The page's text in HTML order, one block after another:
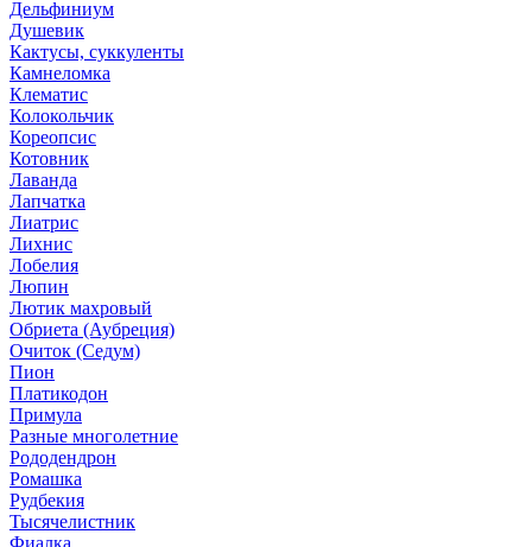
Дельфиниум
Душевик
Кактусы, суккуленты
Камнеломка
Клематис
Колокольчик
Кореопсис
Котовник
Лаванда
Лапчатка
Лиатрис
Лихнис
Лобелия
Люпин
Лютик махровый
Обриета (Аубреция)
Очиток (Седум)
Пион
Платикодон
Примула
Разные многолетние
Рододендрон
Ромашка
Рудбекия
Тысячелистник
Фиалка